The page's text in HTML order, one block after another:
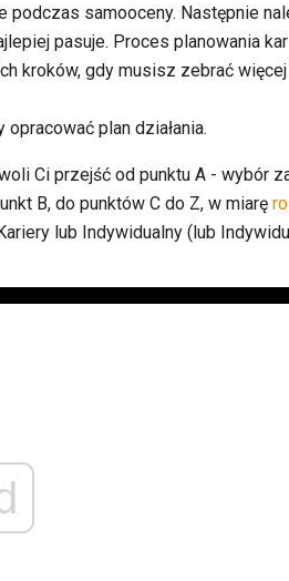
podczas samooceny. Następnie
pasuje. Proces planowania
kroków, gdy musisz zebrać
plan działania.
Ci przejść od punktu A - wybór
B, do punktów C do Z, w miarę
lub Indywidualny (lub